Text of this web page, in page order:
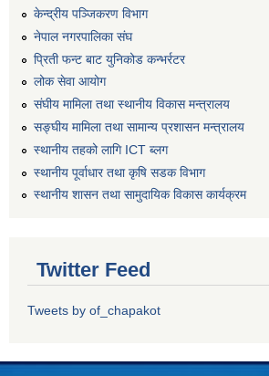
केन्द्रीय पञ्जिकरण विभाग
नेपाल नगरपालिका संघ
प्रिती फन्ट बाट युनिकोड कन्भर्रटर
लोक सेवा आयोग
संघीय मामिला तथा स्थानीय विकास मन्त्रालय
सङ्घीय मामिला तथा सामान्य प्रशासन मन्त्रालय
स्थानीय तहको लागि ICT ब्लग
स्थानीय पूर्वाधार तथा कृषि सडक विभाग
स्थानीय शासन तथा सामुदायिक विकास कार्यक्रम
Twitter Feed
Tweets by of_chapakot